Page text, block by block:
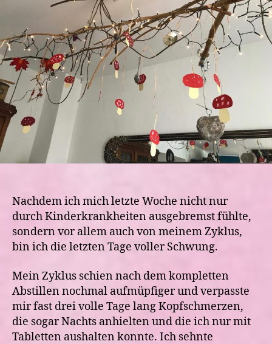
ist
da-
neue
Tagesabläufe,
Improvisation
und
Gemütlichkeit
Nachdem ich mich letzte Woche nicht nur
durch Kinderkrankheiten ausgebremst fühlte,
sondern vor allem auch von meinem Zyklus,
bin ich die letzten Tage voller Schwung.
Mein Zyklus schien nach dem kompletten
Abstillen nochmal aufmüpfiger und verpasste
mir fast drei volle Tage lang Kopfschmerzen,
die sogar Nachts anhielten und die ich nur mit
Tabletten aushalten konnte. Ich sehnte